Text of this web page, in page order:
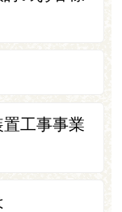
工事事業